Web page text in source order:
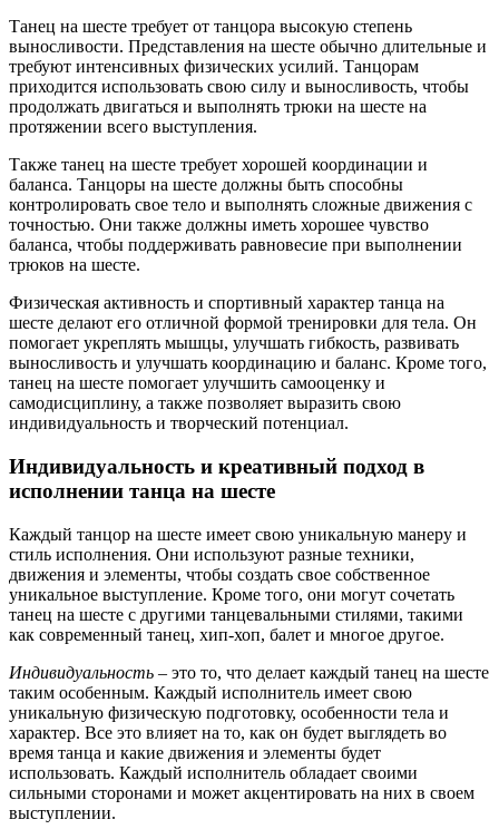
Танец на шесте требует от танцора высокую степень
выносливости. Представления на шесте обычно длительные и
требуют интенсивных физических усилий. Танцорам
приходится использовать свою силу и выносливость, чтобы
продолжать двигаться и выполнять трюки на шесте на
протяжении всего выступления.
Также танец на шесте требует хорошей координации и
баланса. Танцоры на шесте должны быть способны
контролировать свое тело и выполнять сложные движения с
точностью. Они также должны иметь хорошее чувство
баланса, чтобы поддерживать равновесие при выполнении
трюков на шесте.
Физическая активность и спортивный характер танца на
шесте делают его отличной формой тренировки для тела. Он
помогает укреплять мышцы, улучшать гибкость, развивать
выносливость и улучшать координацию и баланс. Кроме того,
танец на шесте помогает улучшить самооценку и
самодисциплину, а также позволяет выразить свою
индивидуальность и творческий потенциал.
Индивидуальность и креативный подход в
исполнении танца на шесте
Каждый танцор на шесте имеет свою уникальную манеру и
стиль исполнения. Они используют разные техники,
движения и элементы, чтобы создать свое собственное
уникальное выступление. Кроме того, они могут сочетать
танец на шесте с другими танцевальными стилями, такими
как современный танец, хип-хоп, балет и многое другое.
Индивидуальность – это то, что делает каждый танец на шесте
таким особенным. Каждый исполнитель имеет свою
уникальную физическую подготовку, особенности тела и
характер. Все это влияет на то, как он будет выглядеть во
время танца и какие движения и элементы будет
использовать. Каждый исполнитель обладает своими
сильными сторонами и может акцентировать на них в своем
выступлении.